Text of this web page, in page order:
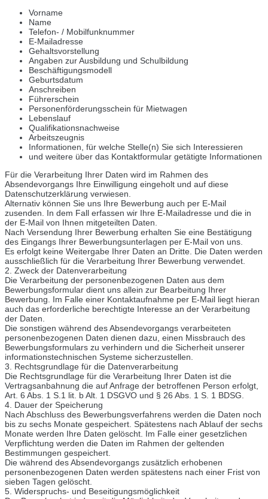
Vorname
Name
Telefon- / Mobilfunknummer
E-Mailadresse
Gehaltsvorstellung
Angaben zur Ausbildung und Schulbildung
Beschäftigungsmodell
Geburtsdatum
Anschreiben
Führerschein
Personenförderungsschein für Mietwagen
Lebenslauf
Qualifikationsnachweise
Arbeitszeugnis
Informationen, für welche Stelle(n) Sie sich Interessieren
und weitere über das Kontaktformular getätigte Informationen
Für die Verarbeitung Ihrer Daten wird im Rahmen des
Absendevorgangs Ihre Einwilligung eingeholt und auf diese
Datenschutzerklärung verwiesen.
Alternativ können Sie uns Ihre Bewerbung auch per E-Mail
zusenden. In dem Fall erfassen wir Ihre E-Mailadresse und die in
der E-Mail von Ihnen mitgeteilten Daten.
Nach Versendung Ihrer Bewerbung erhalten Sie eine Bestätigung
des Eingangs Ihrer Bewerbungsunterlagen per E-Mail von uns.
Es erfolgt keine Weitergabe Ihrer Daten an Dritte. Die Daten werden
ausschließlich für die Verarbeitung Ihrer Bewerbung verwendet.
2. Zweck der Datenverarbeitung
Die Verarbeitung der personenbezogenen Daten aus dem
Bewerbungsformular dient uns allein zur Bearbeitung Ihrer
Bewerbung. Im Falle einer Kontaktaufnahme per E-Mail liegt hieran
auch das erforderliche berechtigte Interesse an der Verarbeitung
der Daten.
Die sonstigen während des Absendevorgangs verarbeiteten
personenbezogenen Daten dienen dazu, einen Missbrauch des
Bewerbungsformulars zu verhindern und die Sicherheit unserer
informationstechnischen Systeme sicherzustellen.
3. Rechtsgrundlage für die Datenverarbeitung
Die Rechtsgrundlage für die Verarbeitung Ihrer Daten ist die
Vertragsanbahnung die auf Anfrage der betroffenen Person erfolgt,
Art. 6 Abs. 1 S.1 lit. b Alt. 1 DSGVO und § 26 Abs. 1 S. 1 BDSG.
4. Dauer der Speicherung
Nach Abschluss des Bewerbungsverfahrens werden die Daten noch
bis zu sechs Monate gespeichert. Spätestens nach Ablauf der sechs
Monate werden Ihre Daten gelöscht. Im Falle einer gesetzlichen
Verpflichtung werden die Daten im Rahmen der geltenden
Bestimmungen gespeichert.
Die während des Absendevorgangs zusätzlich erhobenen
personenbezogenen Daten werden spätestens nach einer Frist von
sieben Tagen gelöscht.
5. Widerspruchs- und Beseitigungsmöglichkeit